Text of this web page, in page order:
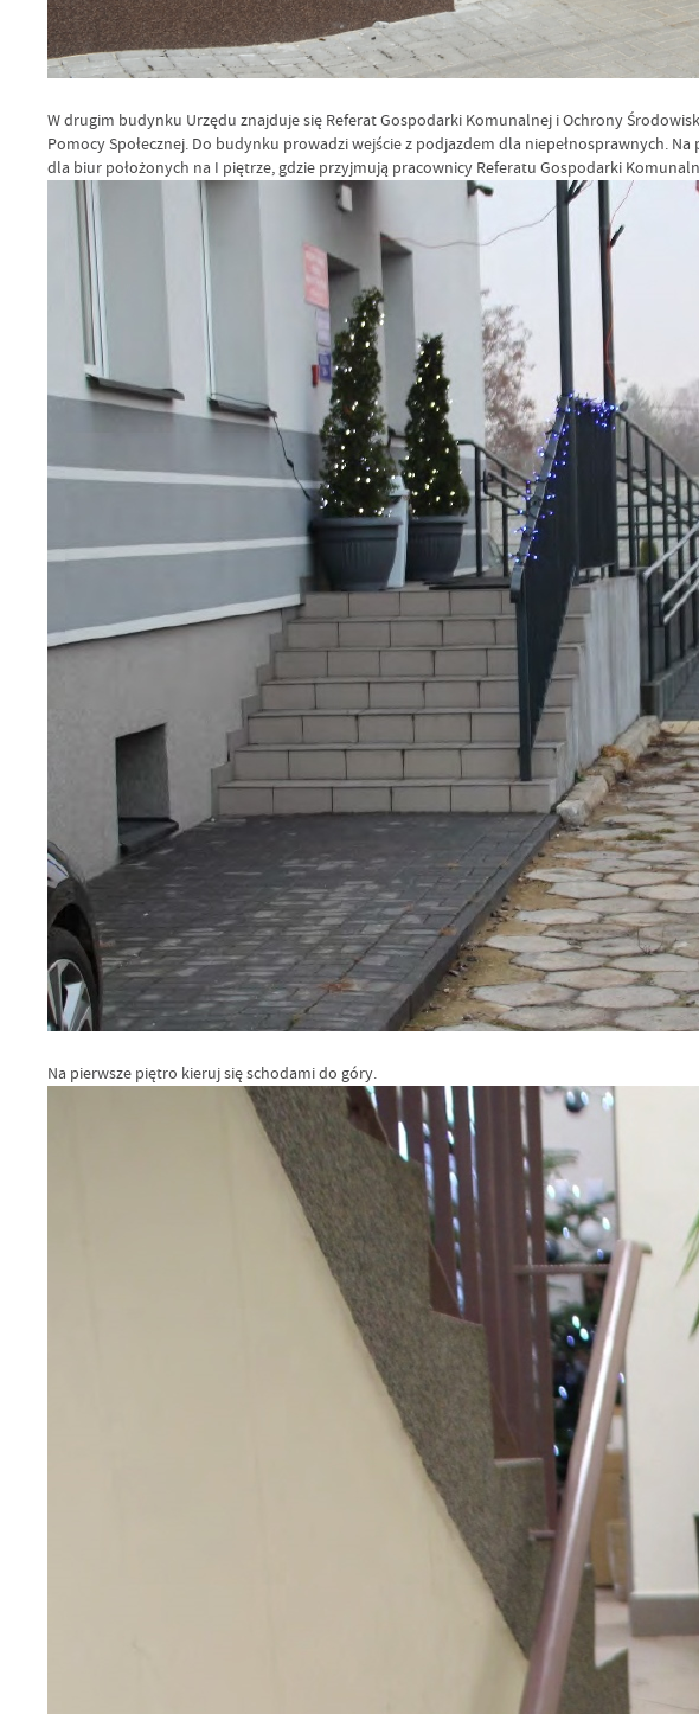
W drugim budynku Urzędu znajduje się Referat Gospodarki Komunalnej i Ochrony
Pomocy Społecznej. Do budynku prowadzi wejście z podjazdem dla niepełnosprawnych.
dla biur położonych na I piętrze, gdzie przyjmują pracownicy Referatu Gospodarki
Na pierwsze piętro kieruj się schodami do góry.